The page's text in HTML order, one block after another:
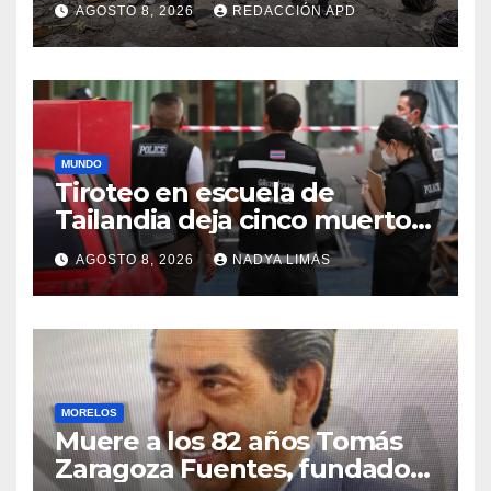
colonia Las Granjas
AGOSTO 8, 2026 REDACCIÓN APD
MUNDO
Tiroteo en escuela de
Tailandia deja cinco muertos
y más de 30 heridos
AGOSTO 8, 2026 NADYA LIMAS
MORELOS
Muere a los 82 años Tomás
Zaragoza Fuentes, fundador